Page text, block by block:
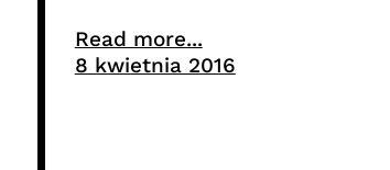
Read more...
8 kwietnia 2016